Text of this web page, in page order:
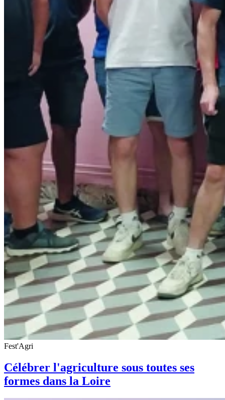
Fest'Agri
Célébrer l'agriculture sous toutes ses
formes dans la Loire